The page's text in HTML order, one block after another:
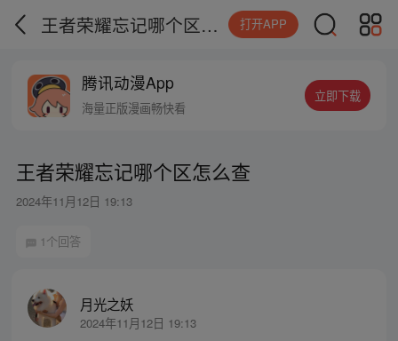
王者荣耀忘记哪个区怎么查 打开APP
腾讯动漫App
海量正版漫画畅快看
立即下载
王者荣耀忘记哪个区怎么查
2024年11月12日 19:13
1个回答
月光之妖
2024年11月12日 19:13